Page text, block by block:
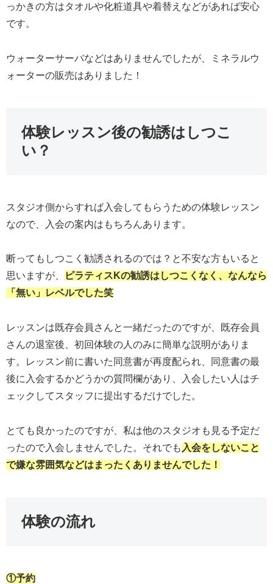
っかきの方はタオルや化粧道具や着替えなどがあれば安心
です。
ウォーターサーバなどはありませんでしたが、ミネラルウ
ォーターの販売はありました！
体験レッスン後の勧誘はしつこ
い？
スタジオ側からすれば入会してもらうための体験レッスン
なので、入会の案内はもちろんあります。
断ってもしつこく勧誘されるのでは？と不安な方もいると
思いますが、
ピラティスKの勧誘はしつこくなく、なんなら
「 無い 」レベルでした笑
レッスンは既存会員さんと一緒だったのですが、既存会員
さんの退室後、初回体験の人のみに簡単な説明がありま
す。レッスン前に書いた同意書が再度配られ、同意書の最
後に入会するかどうかの質問欄があり、入会したい人はチ
ェックしてスタッフに提出するだけでした。
とても良かったのですが、私は他のスタジオも見る予定だ
ったので入会しませんでした。それでも 入会をしないこと
で嫌な雰囲気などはまったくありませんでした！
体験の流れ
①予約